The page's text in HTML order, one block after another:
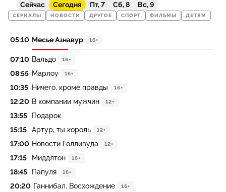
Сейчас Сегодня Пт, 7 Сб, 8 Вс, 9
СЕРИАЛЫ НОВОСТИ ДРУГОЕ СПОРТ ФИЛЬМЫ ДЕТЯМ
05:10 Месье Азнавур 16+
07:10 Вальдо 16+
08:55 Марлоу 16+
10:35 Ничего, кроме правды 16+
12:20 В компании мужчин 12+
13:55
Подарок
15:15
Артур, ты король 12+
17:00 Новости Голливуда 12+
17:15 Миддлтон 16+
18:45 Папуля 16+
20:20 Ганнибал. Восхождение 16+